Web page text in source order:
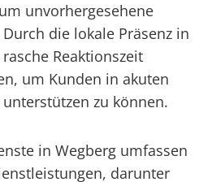
unvorhergesehene
die lokale Präsenz in
Reaktionszeit
um Kunden in akuten
zu können.
in Wegberg umfassen
darunter